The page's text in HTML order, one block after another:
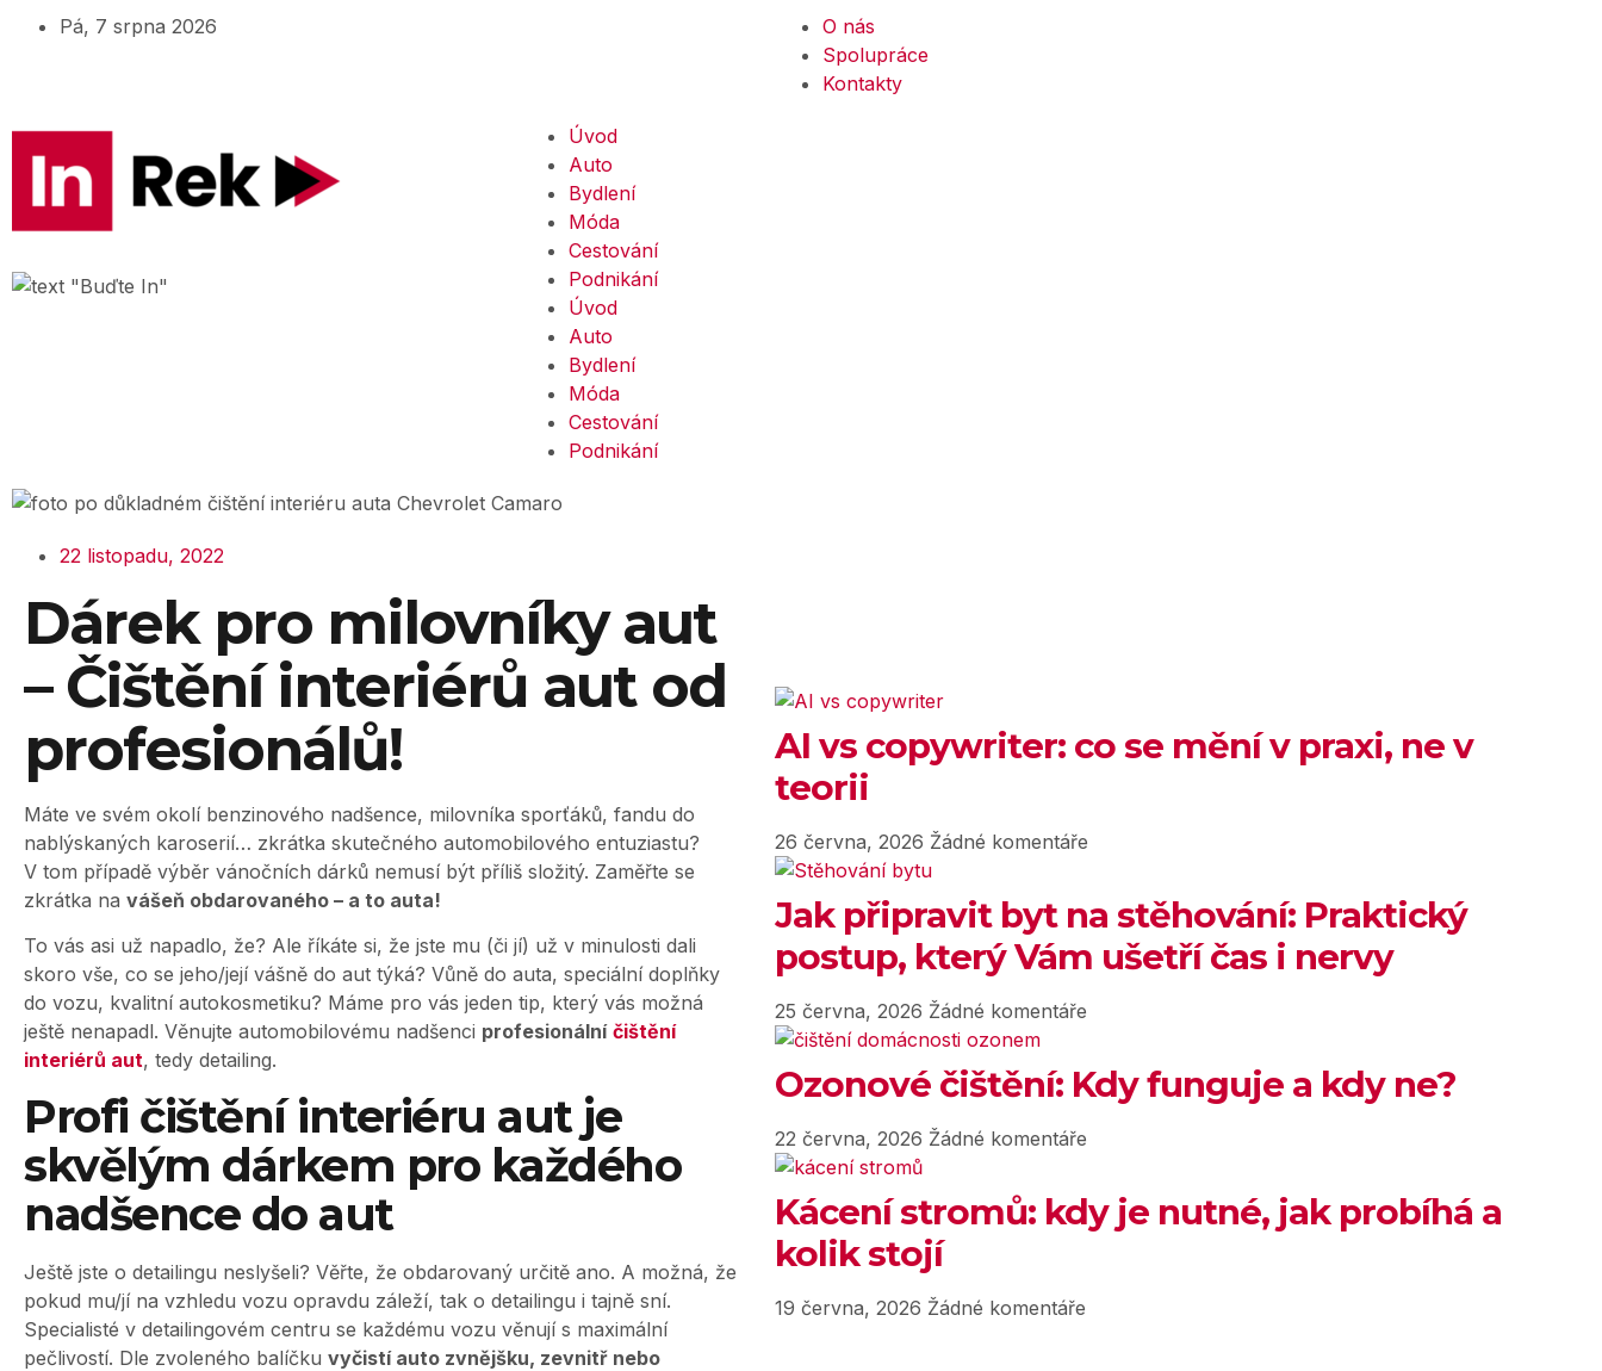
Pá, 7 srpna 2026
O nás
Spolupráce
Kontakty
Úvod
Auto
Bydlení
Móda
Cestování
Podnikání
Úvod
Auto
Bydlení
Móda
Cestování
Podnikání
22 listopadu, 2022
Dárek pro milovníky aut
– Čištění interiérů aut od
profesionálů!
Máte ve svém okolí benzinového nadšence, milovníka sporťáků, fandu do
nablýskaných karoserií… zkrátka skutečného automobilového entuziastu?
V tom případě výběr vánočních dárků nemusí být příliš složitý. Zaměřte se
zkrátka na vášeň obdarovaného – a to auta!
To vás asi už napadlo, že? Ale říkáte si, že jste mu (či jí) už v minulosti dali
skoro vše, co se jeho/její vášně do aut týká? Vůně do auta, speciální doplňky
do vozu, kvalitní autokosmetiku? Máme pro vás jeden tip, který vás možná
ještě nenapadl. Věnujte automobilovému nadšenci profesionální čištění
interiérů aut, tedy detailing.
Profi čištění interiéru aut je
skvělým dárkem pro každého
nadšence do aut
Ještě jste o detailingu neslyšeli? Věřte, že obdarovaný určitě ano. A možná, že
pokud mu/jí na vzhledu vozu opravdu záleží, tak o detailingu i tajně sní.
Specialisté v detailingovém centru se každému vozu věnují s maximální
pečlivostí. Dle zvoleného balíčku vyčistí auto zvnějšku, zevnitř nebo
AI vs copywriter: co se mění v praxi, ne v
teorii
26 června, 2026 Žádné komentáře
Jak připravit byt na stěhování: Praktický
postup, který Vám ušetří čas i nervy
25 června, 2026 Žádné komentáře
Ozonové čištění: Kdy funguje a kdy ne?
22 června, 2026 Žádné komentáře
Kácení stromů: kdy je nutné, jak probíhá a
kolik stojí
19 června, 2026 Žádné komentáře